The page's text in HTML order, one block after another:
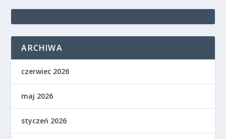
ARCHIWA
czerwiec 2026
maj 2026
styczeń 2026